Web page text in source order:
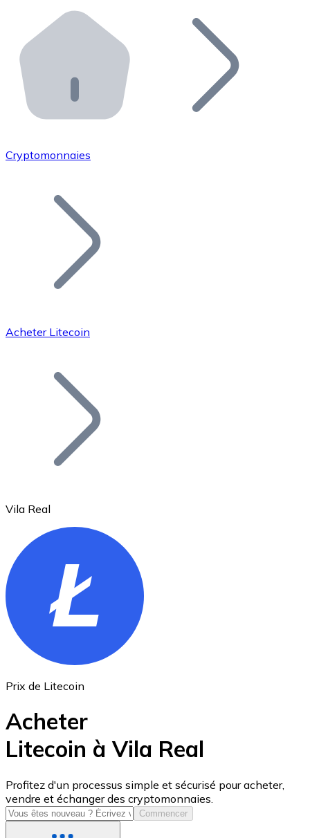
Distributeurs automatiques Bitnovo
Intégrez un ATM Bitnovo dans votre entreprise et
API Bitnovo
Intégrez notre API dans votre écosystème.
Rejoignez notre réseau de distributeurs et
Ajoutez le token de votre projet à notre service
Bitcoin
Ethereum
ETH
USD Coin
USDC
Cryptomonnaies
Acheter Litecoin
Vila Real
Prix de Litecoin
Acheter
Litecoin à Vila Real
Profitez d'un processus simple et sécurisé pour acheter,
vendre et échanger des cryptomonnaies.
Commencer